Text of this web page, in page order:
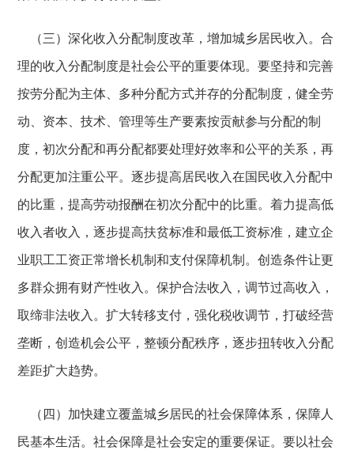
（三）深化收入分配制度改革，增加城乡居民收入。合
理的收入分配制度是社会公平的重要体现。要坚持和完善
按劳分配为主体、多种分配方式并存的分配制度，健全劳
动、资本、技术、管理等生产要素按贡献参与分配的制
度，初次分配和再分配都要处理好效率和公平的关系，再
分配更加注重公平。逐步提高居民收入在国民收入分配中
的比重，提高劳动报酬在初次分配中的比重。着力提高低
收入者收入，逐步提高扶贫标准和最低工资标准，建立企
业职工工资正常增长机制和支付保障机制。创造条件让更
多群众拥有财产性收入。保护合法收入，调节过高收入，
取缔非法收入。扩大转移支付，强化税收调节，打破经营
垄断，创造机会公平，整顿分配秩序，逐步扭转收入分配
差距扩大趋势。
（四）加快建立覆盖城乡居民的社会保障体系，保障人
民基本生活。社会保障是社会安定的重要保证。要以社会